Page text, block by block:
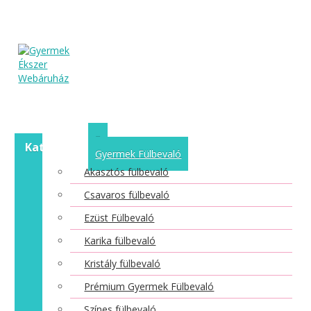
Kategóriák
Gyermek Fülbevaló
Akasztós fülbevaló
Csavaros fülbevaló
Ezüst Fülbevaló
Karika fülbevaló
Kristály fülbevaló
Prémium Gyermek Fülbevaló